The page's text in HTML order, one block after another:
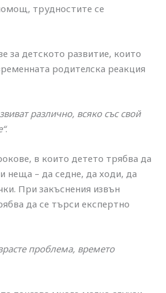
трудностите се
за детското развитие, които
родителска реакция
различно, всяко със свой
.
в които детето трябва да
неща – да седне, да ходи, да
При закъснения извън
да се търси експертно
проблема, времето